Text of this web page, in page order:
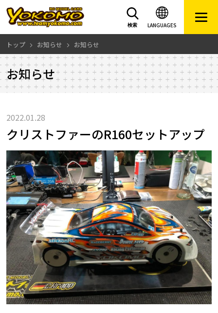
LANGUAGES
検索
トップ お知らせ お知らせ
お知らせ
2022.01.28
クリストファーのR160セットアップ